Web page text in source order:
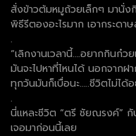
สั่งข้าวต้มหมูถ้วยเล็กๆ มานั่ง
พิธีรีตองอะไรมาก เอากระด
.
“เลิกงานเวลานี้….อยากกินก๋ว
มันจะไปหาที่ไหนได้ นอกจากฝ
ทุกวันมันก็เบื่อนะ…..ชีวิตไม่ไ
.
นี่แหละชีวิต “ตรี ชัยณรงค์” กั
เจอมาก่อนนี้เลย